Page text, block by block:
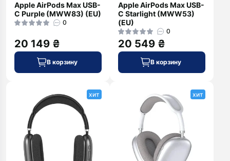
Apple AirPods Max USB-
C Purple (MWW83) (EU)
0
20 149 ₴
В корзину
Apple AirPods Max USB-
C Starlight (MWW53)
(EU)
0
20 549 ₴
В корзину
хит хит